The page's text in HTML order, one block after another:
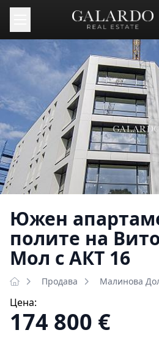
Южен
полите на
Мол с АКТ 16
Продава Малинова
Цена:
174 800 €